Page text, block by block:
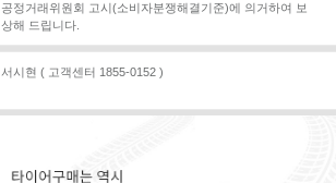
공정거래위원회 고시(소비자분쟁해결기준)에 의거하여 보
상해 드립니다.
서시현 ( 고객센터 1855-0152 )